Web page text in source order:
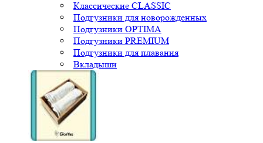
Классические CLASSIC
Подгузники для новорожденных
Подгузники OPTIMA
Подгузники PREMIUM
Подгузники для плавания
Вкладыши